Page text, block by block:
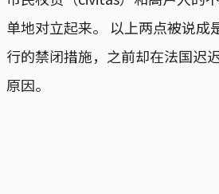
单地对立起来。 以上两点被说成
行的禁闭措施，之前却在法国迟
原因。